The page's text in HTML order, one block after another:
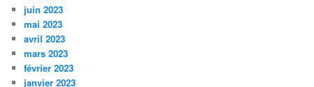
juin 2023
mai 2023
avril 2023
mars 2023
février 2023
janvier 2023